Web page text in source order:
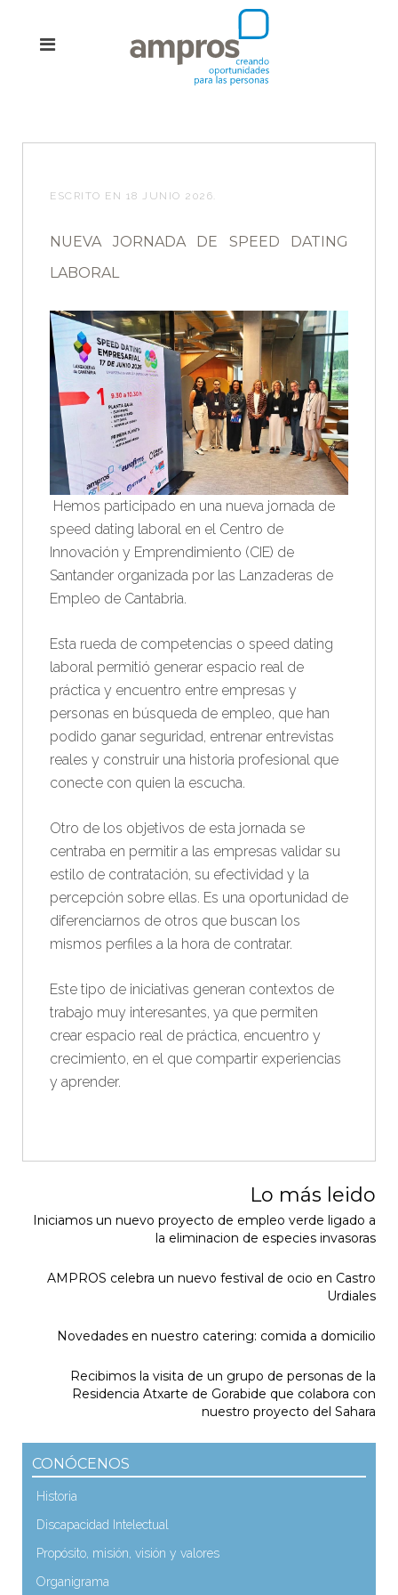
ESCRITO EN 18 JUNIO 2026
NUEVA JORNADA DE SPEED DATING
LABORAL
Hemos participado en una nueva jornada de
speed dating laboral en el Centro de
Innovación y Emprendimiento (CIE) de
Santander organizada por las Lanzaderas de
Empleo de Cantabria.
Esta rueda de competencias o speed dating
laboral permitió generar espacio real de
práctica y encuentro entre empresas y
personas en búsqueda de empleo, que han
podido ganar seguridad, entrenar entrevistas
reales y construir una historia profesional que
conecte con quien la escucha.
Otro de los objetivos de esta jornada se
centraba en permitir a las empresas validar su
estilo de contratación, su efectividad y la
percepción sobre ellas. Es una oportunidad de
diferenciarnos de otros que buscan los
mismos perfiles a la hora de contratar.
Este tipo de iniciativas generan contextos de
trabajo muy interesantes, ya que permiten
crear espacio real de práctica, encuentro y
crecimiento, en el que compartir experiencias
y aprender.
Lo más leido
Iniciamos un nuevo proyecto de empleo verde ligado a
la eliminacion de especies invasoras
AMPROS celebra un nuevo festival de ocio en Castro
Urdiales
Novedades en nuestro catering: comida a domicilio
Recibimos la visita de un grupo de personas de la
Residencia Atxarte de Gorabide que colabora con
nuestro proyecto del Sahara
CONÓCENOS
Historia
Discapacidad Intelectual
Propósito, misión, visión y valores
Organigrama